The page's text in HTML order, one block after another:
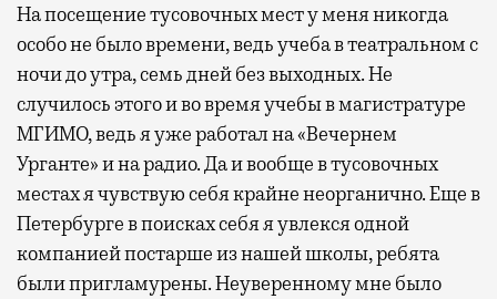
На посещение тусовочных мест у меня никогда
особо не было времени, ведь учеба в театральном с
ночи до утра, семь дней без выходных. Не
случилось этого и во время учебы в магистратуре
МГИМО, ведь я уже работал на «Вечернем
Урганте» и на радио. Да и вообще в тусовочных
местах я чувствую себя крайне неорганично. Еще в
Петербурге в поисках себя я увлекся одной
компанией постарше из нашей школы, ребята
были пригламурены. Неуверенному мне было